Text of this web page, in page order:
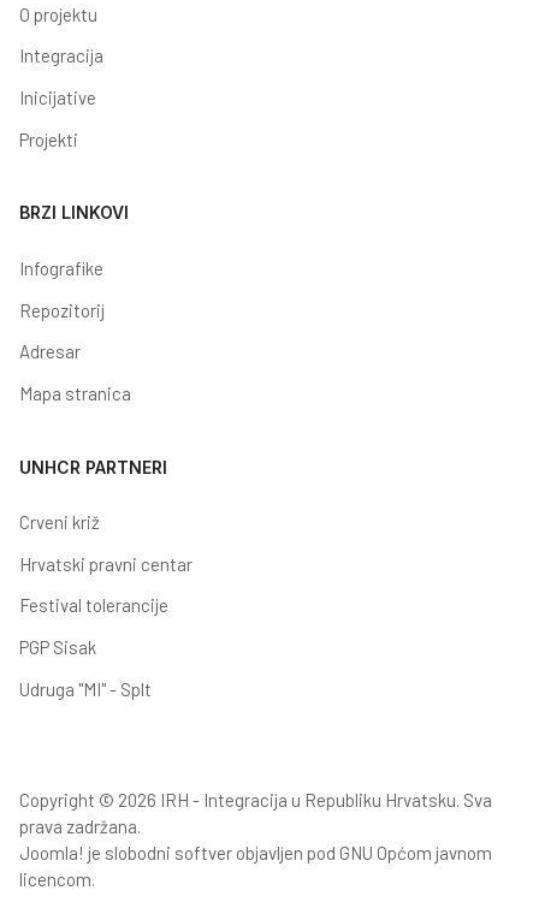
O projektu
Integracija
Inicijative
Projekti
BRZI LINKOVI
Infografike
Repozitorij
Adresar
Mapa stranica
UNHCR PARTNERI
Crveni križ
Hrvatski pravni centar
Festival tolerancije
PGP Sisak
Udruga "MI" - Splt
Copyright © 2026 IRH - Integracija u Republiku Hrvatsku. Sva
prava zadržana.
Joomla! je slobodni softver objavljen pod GNU Općom javnom
licencom.